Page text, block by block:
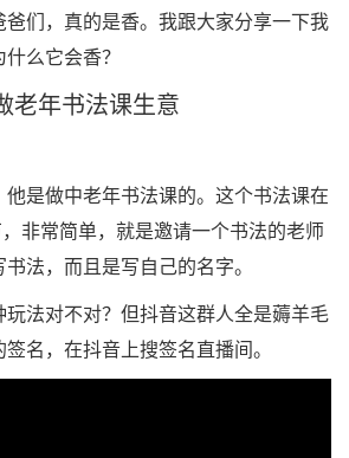
们，真的是香。我跟大家分享一下我
么它会香？
老年书法课生意
是做中老年书法课的。这个书法课在
非常简单，就是邀请一个书法的老师
法，而且是写自己的名字。
法对不对？但抖音这群人全是薅羊毛
名，在抖音上搜签名直播间。